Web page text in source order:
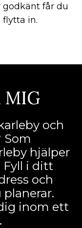
godkänt får du
flytta in.
MIG
och
Som
hjälper
Fyll i ditt
och
inom ett